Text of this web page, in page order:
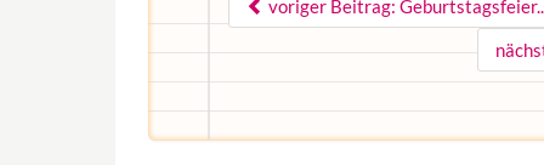
voriger Beitrag: